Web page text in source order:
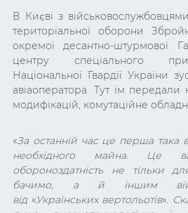
В Києві з
територіальної оборони
окремої десантно-штурмової
центру спеціального
Національної Гвардії України
авіаоператора. Тут їм передали
модифікацій, комутаційне
«За останній час це перша така
необхідного майна. Це
обороноздатність не тільки
бачимо, а й іншим
від «Українських вертольотів».